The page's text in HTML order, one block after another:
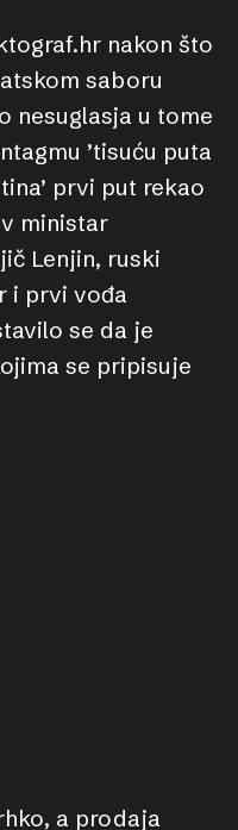
nakon što
saboru
nesuglasja u tome
’tisuću puta
prvi put rekao
ministar
Lenjin, ruski
i prvi vođa
se da je
se pripisuje
a prodaja